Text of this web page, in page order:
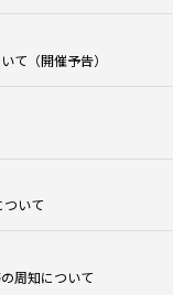
て（開催予告）
ついて
周知について